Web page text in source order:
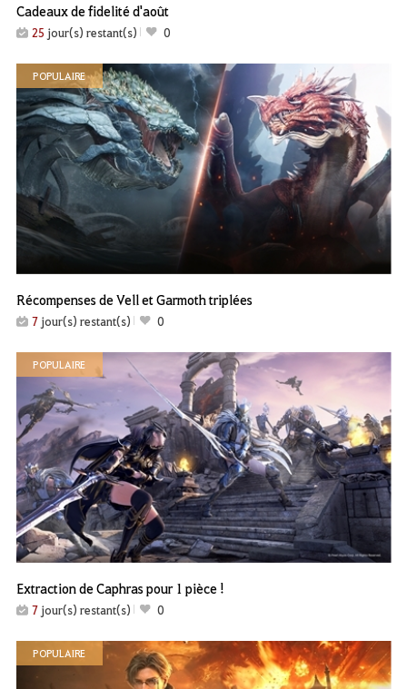
Cadeaux de fidelité d'août
25 jour(s) restant(s) 0
POPULAIRE
Récompenses de Vell et Garmoth triplées
7 jour(s) restant(s) 0
POPULAIRE
Extraction de Caphras pour 1 pièce !
7 jour(s) restant(s) 0
POPULAIRE